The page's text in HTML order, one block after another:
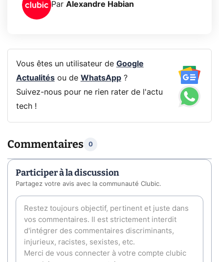
Par Alexandre Habian
Vous êtes un utilisateur de Google
Actualitésou de WhatsApp?
Suivez-nous pour ne rien rater de l'actu
tech !
Commentaires 0
Participer à la discussion
Partagez votre avis avec la communauté Clubic.